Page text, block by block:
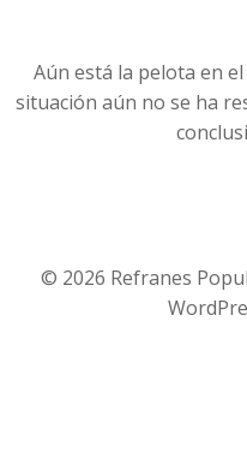
Aún está la pelota en
situación aún no se ha
© 2026 Refranes